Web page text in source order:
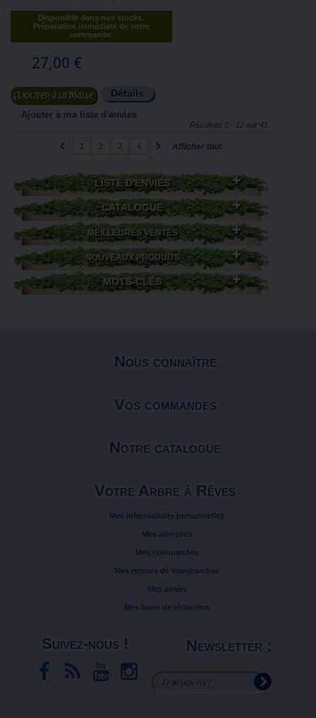
Disponible dans nos stocks.
Préparation immédiate de votre
commande.
27,00 €
Ajouter au panier Détails
Ajouter à ma liste d'envies
Afficher tout
1 2 3 4
Résultats 1 - 12 sur 41.
LISTE D'ENVIES
CATALOGUE
MEILLEURES VENTES
NOUVEAUX PRODUITS
MOTS-CLÉS
Nous connaître
Vos commandes
Notre catalogue
Votre Arbre à Rêves
Mes informations personnelles
Mes adresses
Mes commandes
Mes retours de marchandise
Mes avoirs
Mes bons de réduction
Suivez-nous ! Newsletter :